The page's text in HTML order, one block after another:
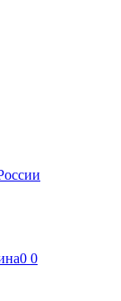
0 0